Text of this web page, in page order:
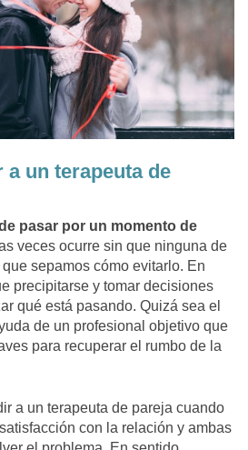
a un terapeuta de
pasar por un momento de
veces ocurre sin que ninguna de
sepamos cómo evitarlo. En
precipitarse y tomar decisiones
qué está pasando. Quizá sea el
de un profesional objetivo que
para recuperar el rumbo de la
a un terapeuta de pareja cuando
con la relación y ambas